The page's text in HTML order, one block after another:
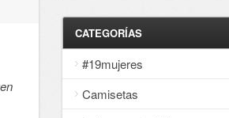
CATEGORÍAS
#19mujeres
Camisetas